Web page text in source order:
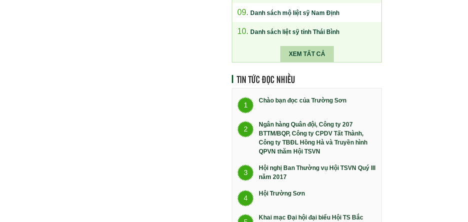
09. Danh sách mộ liệt sỹ Nam Định
10. Danh sách liệt sỹ tỉnh Thái Bình
XEM TẤT CẢ
TIN TỨC ĐỌC NHIỀU
1
Chào bạn đọc của Trường Sơn
2
Ngân hàng Quân đội, Công ty 207
BTTM/BQP, Công ty CPDV Tất Thành,
Công ty TBĐL Hồng Hà và Truyền hình
QPVN thăm Hội TSVN
3
Hội nghị Ban Thường vụ Hội TSVN Quý III
năm 2017
4
Hội Trường Sơn
Khai mạc Đại hội đại biểu Hội TS Bắc